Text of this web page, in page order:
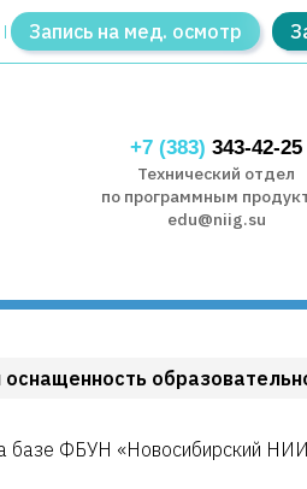
Запись на мед. осмотр
+7 (383) 343-42-25
Технический отдел
по программным
edu@niig.su
базе ФБУН «Новосибирский